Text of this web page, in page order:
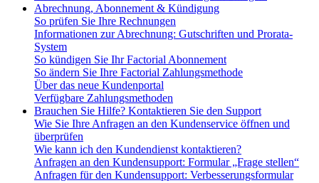
Abrechnung, Abonnement & Kündigung
So prüfen Sie Ihre Rechnungen
Informationen zur Abrechnung: Gutschriften und Prorata-
System
So kündigen Sie Ihr Factorial Abonnement
So ändern Sie Ihre Factorial Zahlungsmethode
Über das neue Kundenportal
Verfügbare Zahlungsmethoden
Brauchen Sie Hilfe? Kontaktieren Sie den Support
Wie Sie Ihre Anfragen an den Kundenservice öffnen und
überprüfen
Wie kann ich den Kundendienst kontaktieren?
Anfragen an den Kundensupport: Formular „Frage stellen“
Anfragen für den Kundensupport: Verbesserungsformular